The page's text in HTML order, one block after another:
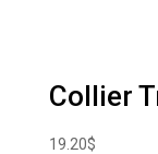
Collier
19.20$